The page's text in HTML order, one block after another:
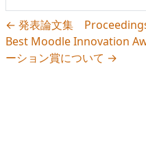
← 発表論文集
Best Moodle Innovation
ーション賞について →